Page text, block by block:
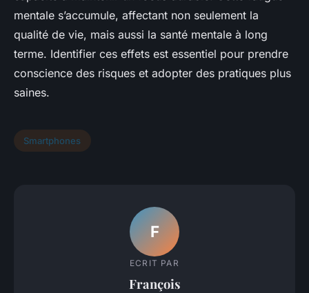
mentale s’accumule, affectant non seulement la
qualité de vie, mais aussi la santé mentale à long
terme. Identifier ces effets est essentiel pour prendre
conscience des risques et adopter des pratiques plus
saines.
Smartphones
F
ECRIT PAR
François